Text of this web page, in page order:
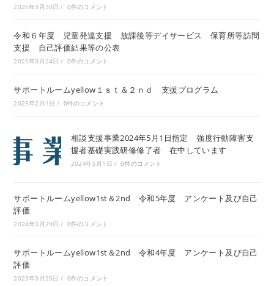
2026年3月30日 / 0件のコメント
令和６年度 児童発達支援 放課後等デイサービス 保育所等訪問
支援 自己評価結果等の公表
2025年3月24日 / 0件のコメント
サポートルームyellow１ｓｔ＆２ｎｄ 支援プログラム
2025年2月1日 / 0件のコメント
相談支援事業2024年5月1日指定 強度行動障害支
援者基礎実践研修修了者 在中しています
2024年5月1日 / 0件のコメント
サポートルームyellow1st＆2nd 令和5年度 アンケート及び自己
評価
2024年3月29日 / 0件のコメント
サポートルームyellow1st＆2nd 令和4年度 アンケート及び自己
評価
2023年3月25日 / 0件のコメント